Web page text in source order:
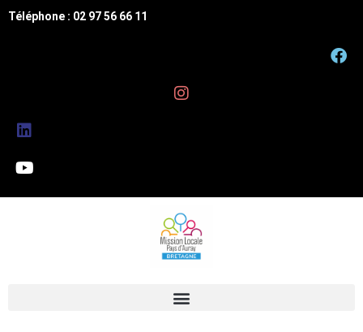
Téléphone : 02 97 56 66 11